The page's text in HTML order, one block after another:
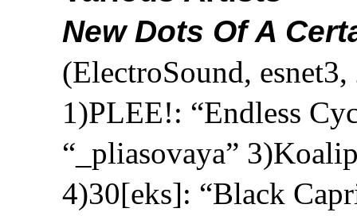
New Dots Of A
(ElectroSound,
1)PLEE!: “Endless
“_pliasovaya”
4)30[eks]: “Black